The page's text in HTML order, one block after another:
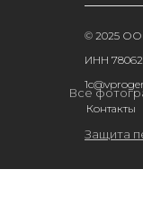
© 2025
ИНН
Защита
Контакты
Все